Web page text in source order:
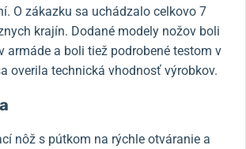
O zákazku sa uchádzalo celkovo 7
krajín. Dodané modely nožov boli
armáde a boli tiež podrobené testom v
overila technická vhodnosť výrobkov.
nôž s pútkom na rýchle otváranie a